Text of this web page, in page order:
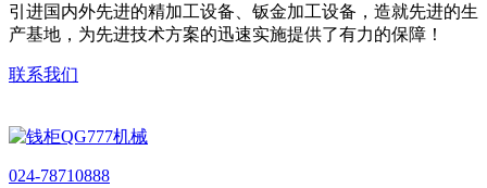
引进国内外先进的精加工设备、钣金加工设备，造就先进的生
产基地，为先进技术方案的迅速实施提供了有力的保障！
联系我们
024-78710888